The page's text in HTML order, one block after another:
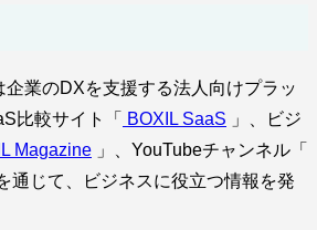
企業のDXを支援する法人向けプラッ
比較サイト「
BOXIL SaaS 」、ビジ
Magazine 」、YouTubeチャンネル「
通じて、ビジネスに役立つ情報を発